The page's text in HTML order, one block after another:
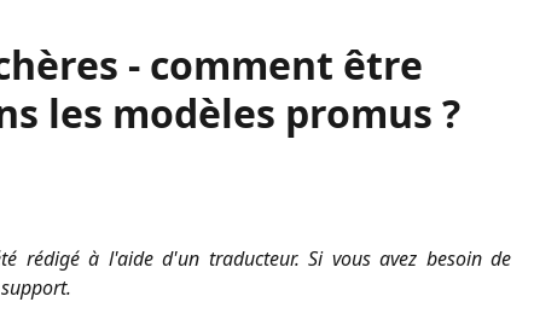
- comment être
les modèles promus ?
rédigé à l'aide d'un traducteur. Si vous avez besoin de